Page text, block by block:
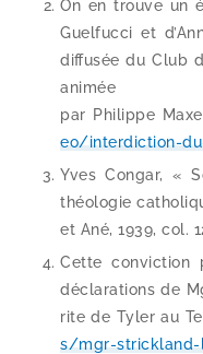
On en trouve un
Guelfucci et
diffusée du Club
ani­mée
par Philippe
e​o​/​i​n​t​e​r​d​i​c​t​i​o​n​-​
Yves Congar, «
théo­lo­gie
et Ané, 1939, col.
Cette convic­tion
décla­ra­tions de
rite de Tyler au
s​/​m​g​r​-​s​t​r​i​c​k​l​a​n​d​-​